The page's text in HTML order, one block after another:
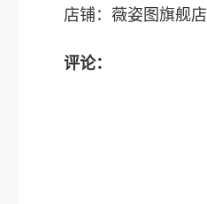
店铺：薇姿图旗舰店
评论：